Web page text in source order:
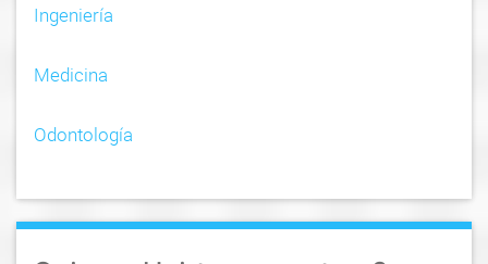
Ingeniería
Medicina
Odontología